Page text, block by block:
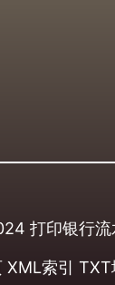
打印银行流
XML索引 TXT